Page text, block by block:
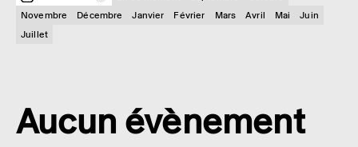
Novembre
Décembre Janvier Février Mars Avril Mai
Juin
Juillet
Aucun évènement